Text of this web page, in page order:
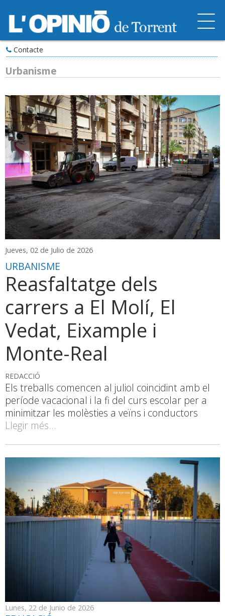
Contacte
Urbanisme
Jueves, 02 de Julio de 2026
URBANISME
Reasfaltatge dels
carrers a El Molí, El
Vedat, Eixample i
Monte-Real
REDACCIÓ
Els treballs comencen al juliol coincidint amb el
període vacacional i la fi del curs escolar per a
minimitzar les molèsties a veïns i conductors
Llegir més...
Lunes, 22 de Junio de 2026